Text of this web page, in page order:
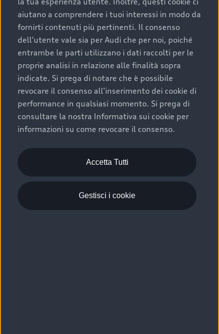
condizioni della carrozzeria e degli interni: una
buona conservazione evidenzia cura e attenzione del
precedente proprietario;
efficienza meccanica: motore, trasmissione e
componenti principali in ottimo stato garantiscono
prestazioni affidabili e sicure.
Acquistare un’auto usata in una Concessionaria ufficiale
Audi che offre l’usato garantito tramite Audi Prima
Scelta :plus, significa affidarsi ad un prodotto che viene
sottoposto a 110 controlli approfonditi e coperto da
garanzia fino a 4 anni per una maggiore tutela del tuo
acquisto.
aiutano a comprendere i tuoi interessi in modo da
fornirti contenuti più pertinenti. Il consenso
dell'utente vale sia per Audi che per noi, poiché
entrambe le parti utilizzano i dati raccolti per le
proprie analisi in relazione alle finalità sopra
indicate. Si prega di notare che è possibile
revocare il consenso all'inserimento dei cookie di
performance in qualsiasi momento. Si prega di
consultare la nostra Informativa sui cookie per
informazioni su come revocare il consenso.
Accetta Tutti
Gestisci i cookie